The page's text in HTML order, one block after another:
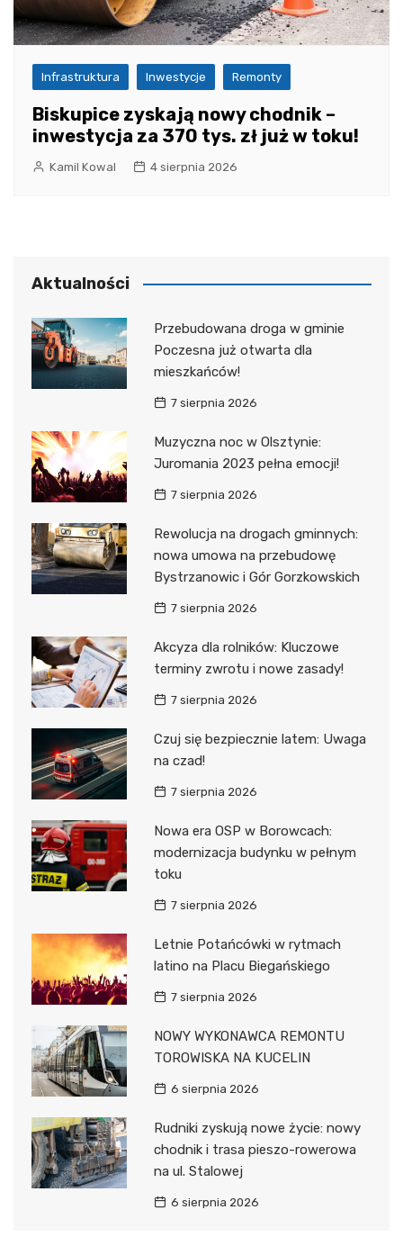
Infrastruktura Inwestycje Remonty
Biskupice zyskają nowy chodnik –
inwestycja za 370 tys. zł już w toku!
Kamil Kowal 4 sierpnia 2026
Aktualności
Przebudowana droga w gminie
Poczesna już otwarta dla
mieszkańców!
7 sierpnia 2026
Muzyczna noc w Olsztynie:
Juromania 2023 pełna emocji!
7 sierpnia 2026
Rewolucja na drogach gminnych:
nowa umowa na przebudowę
Bystrzanowic i Gór Gorzkowskich
7 sierpnia 2026
Akcyza dla rolników: Kluczowe
terminy zwrotu i nowe zasady!
7 sierpnia 2026
Czuj się bezpiecznie latem: Uwaga
na czad!
7 sierpnia 2026
Nowa era OSP w Borowcach:
modernizacja budynku w pełnym
toku
7 sierpnia 2026
Letnie Potańcówki w rytmach
latino na Placu Biegańskiego
7 sierpnia 2026
NOWY WYKONAWCA REMONTU
TOROWISKA NA KUCELIN
6 sierpnia 2026
Rudniki zyskują nowe życie: nowy
chodnik i trasa pieszo-rowerowa
na ul. Stalowej
6 sierpnia 2026